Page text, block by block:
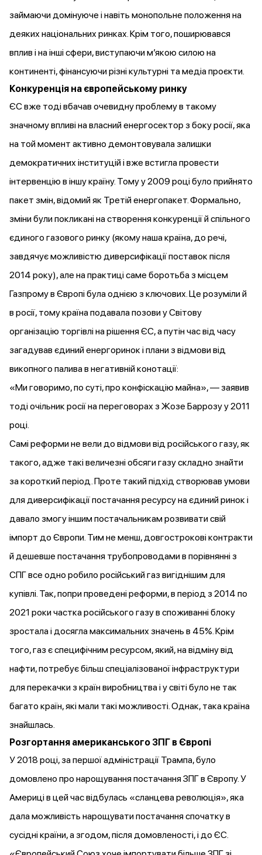
займаючи домінуюче і навіть монопольне положення на
деяких національних ринках. Крім того, поширювався
вплив і на інші сфери, виступаючи мʼякою силою на
континенті, фінансуючи різні культурні та медіа проєкти.
Конкуренція на європейському ринку
ЄС вже тоді вбачав очевидну проблему в такому
значному впливі на власний енергосектор з боку росії, яка
на той момент активно демонтовувала залишки
демократичних інституцій і вже встигла провести
інтервенцію в іншу країну. Тому у 2009 році було прийнято
пакет змін, відомий як Третій енергопакет. Формально,
зміни були покликані на створення конкуренції й спільного
єдиного газового ринку (якому наша країна, до речі,
завдячує можливістю диверсифікації поставок після
2014 року), але на практиці саме боротьба з місцем
Газпрому в Європі була однією з ключових. Це розуміли й
в росії, тому країна подавала позови у Світову
організацію торгівлі на рішення ЄС, а путін час від часу
загадував єдиний енергоринок і плани з відмови від
викопного палива в негативній конотації:
«Ми говоримо, по суті, про конфіскацію майна», — заявив
тоді очільник росії на переговорах з Жозе Баррозу у 2011
році.
Самі реформи не вели до відмови від російського газу, як
такого, адже такі величезні обсяги газу складно знайти
за короткий період. Проте такий підхід створював умови
для диверсифікації постачання ресурсу на єдиний ринок і
давало змогу іншим постачальникам розвивати свій
імпорт до Європи. Тим не менш, довгострокові контракти
й дешевше постачання трубопроводами в порівнянні з
СПГ все одно робило російський газ вигіднішим для
купівлі. Так, попри проведені реформи, в період з 2014 по
2021 роки частка російського газу в споживанні блоку
зростала і досягла максимальних значень в 45%. Крім
того, газ є специфічним ресурсом, який, на відміну від
нафти, потребує більш спеціалізованої інфраструктури
для перекачки з країн виробництва і у світі було не так
багато країн, які мали такі можливості. Однак, така країна
знайшлась.
Розгортання американського ЗПГ в Європі
У 2018 році, за першої адміністрації Трампа, було
домовлено про нарощування постачання ЗПГ в Європу. У
Америці в цей час відбулась «сланцева революція», яка
дала можливість нарощувати постачання спочатку в
сусідні країни, а згодом, після домовленості, і до ЄС.